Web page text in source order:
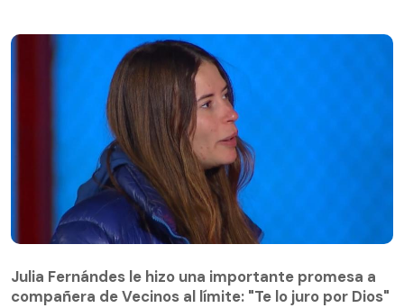
compañera de Vecinos al límite: "Te lo juro por Dios"
Julia Fernándes le hizo una importante promesa a
compañera de Vecinos al límite: "Te lo juro por Dios"